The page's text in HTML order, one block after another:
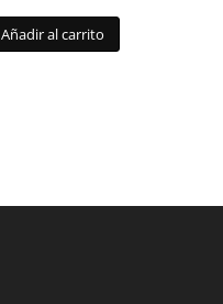
Añadir al carrito